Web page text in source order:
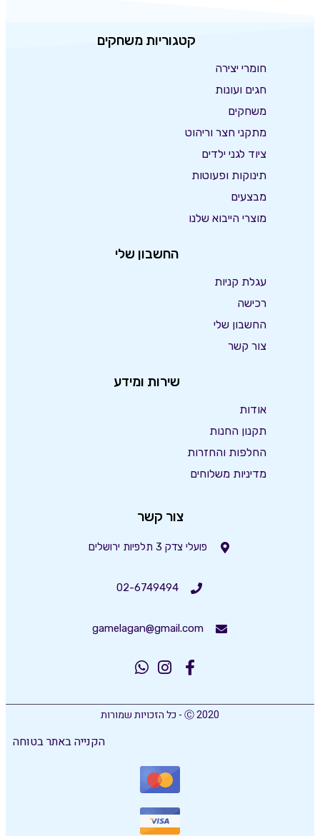
קטגוריות משחקים
חומרי יצירה
חגים ועונות
משחקים
מתקני חצר וריהוט
ציוד לגני ילדים
תינוקות ופעוטות
מבצעים
מוצרי הייבוא שלנו
החשבון שלי
עגלת קניות
רכישה
החשבון שלי
צור קשר
שירות ומידע
אודות
תקנון החנות
החלפות והחזרות
מדיניות משלוחים
צור קשר
פועלי צדק 3 תלפיות ירושלים
02-6749494
gamelagan@gmail.com
Ⓒ 2020 - כל הזכויות שמורות
הקנייה באתר בטוחה